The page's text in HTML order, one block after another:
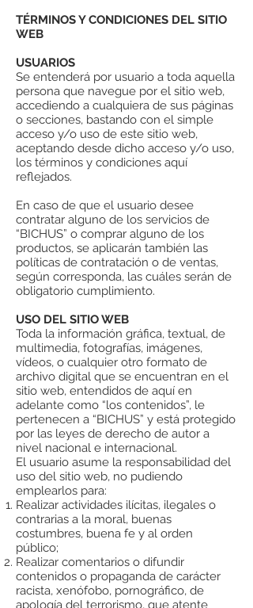
TÉRMINOS Y CONDICIONES DEL SITIO
WEB
USUARIOS
Se entenderá por usuario a toda aquella
persona que navegue por el sitio web,
accediendo a cualquiera de sus páginas
o secciones, bastando con el simple
acceso y/o uso de este sitio web,
aceptando desde dicho acceso y/o uso,
los términos y condiciones aquí
reflejados.
En caso de que el usuario desee
contratar alguno de los servicios de
“BICHUS” o comprar alguno de los
productos, se aplicarán también las
políticas de contratación o de ventas,
según corresponda, las cuáles serán de
obligatorio cumplimiento.
USO DEL SITIO WEB
Toda la información gráfica, textual, de
multimedia, fotografías, imágenes,
vídeos, o cualquier otro formato de
archivo digital que se encuentran en el
sitio web, entendidos de aquí en
adelante como “los contenidos”, le
pertenecen a “BICHUS” y está protegido
por las leyes de derecho de autor a
nivel nacional e internacional.
El usuario asume la responsabilidad del
uso del sitio web, no pudiendo
emplearlos para:
Realizar actividades ilícitas, ilegales o
contrarias a la moral, buenas
costumbres, buena fe y al orden
público;
Realizar comentarios o difundir
contenidos o propaganda de carácter
racista, xenófobo, pornográfico, de
apología del terrorismo, que atente